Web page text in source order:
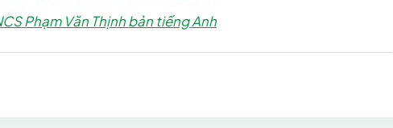
Phạm Văn Thịnh bản tiếng Anh